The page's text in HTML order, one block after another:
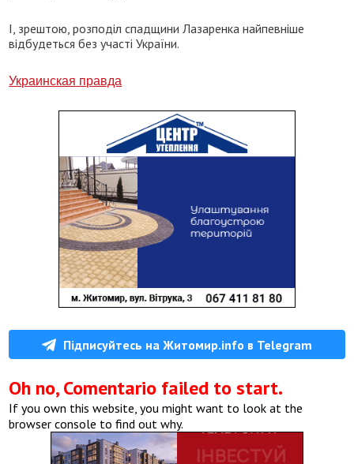
І, зрештою, розподіл спадщини Лазаренка найпевніше
відбудеться без участі України.
Украинская правда
Підписуйтесь на Житомир.info в Telegram
Oh no, Comentario failed to start.
If you own this website, you might want to look at the
browser console to find out why.